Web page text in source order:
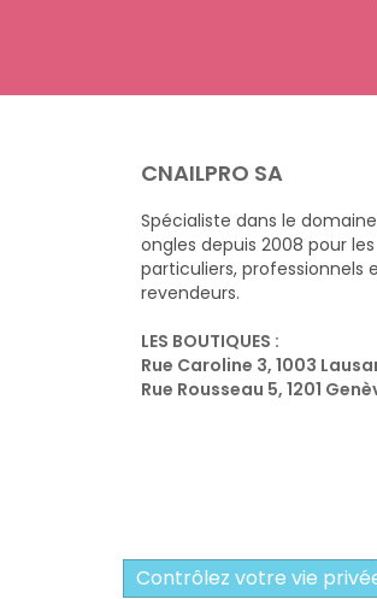
CNAILPRO SA
Spécialiste dans le
ongles depuis 2008 pour les
particuliers, professionnels
revendeurs.
LES BOUTIQUES :
Rue Caroline 3, 1003
Rue Rousseau 5, 1201
Contrôlez votre vie